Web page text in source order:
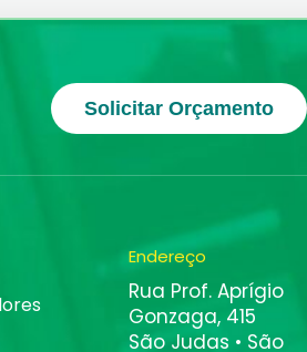
Solicitar Orçamento
Endereço
Rua Prof. Aprígio
Gonzaga, 415
São Judas • São